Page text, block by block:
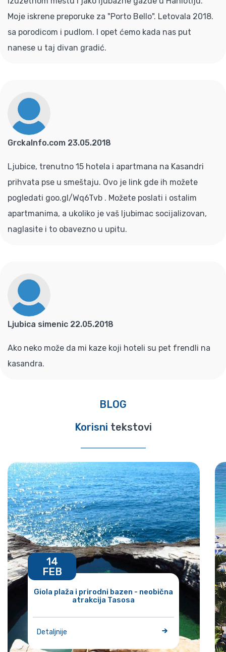
Moje iskrene preporuke za "Porto Bello". Letovala 2018.
sa porodicom i pudlom. I opet ćemo kada nas put
nanese u taj divan gradić.
GrckaInfo.com 23.05.2018
Ljubice, trenutno 15 hotela i apartmana na Kasandri
prihvata pse u smeštaju. Ovo je link gde ih možete
pogledati goo.gl/Wq6Tvb . Možete poslati i ostalim
apartmanima, a ukoliko je vaš ljubimac socijalizovan,
naglasite i to obavezno u upitu.
Ljubica simenic 22.05.2018
Ako neko može da mi kaze koji hoteli su pet frendli na
kasandra.
BLOG
Korisni tekstovi
Giola plaža i prirodni bazen - neobična
atrakcija Tasosa
Detaljnije
14
FEB